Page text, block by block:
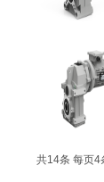
共14条 每页4